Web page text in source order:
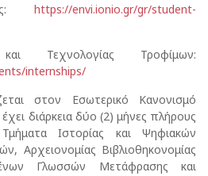
https://envi.ionio.gr/gr/student-
Τεχνολογίας Τροφίμων:
internships/
στον Εσωτερικό Κανονισμό
διάρκεια δύο (2) μήνες πλήρους
Ιστορίας και Ψηφιακών
Αρχειονομίας Βιβλιοθηκονομίας
Γλωσσών Μετάφρασης και